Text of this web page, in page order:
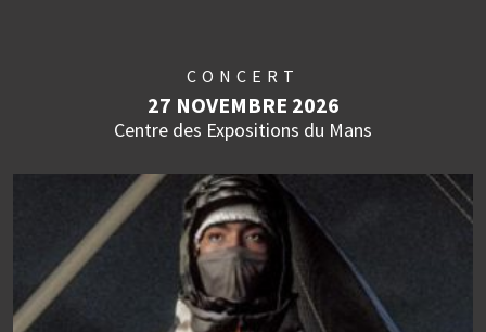
CONCERT
27 NOVEMBRE 2026
Centre des Expositions du Mans